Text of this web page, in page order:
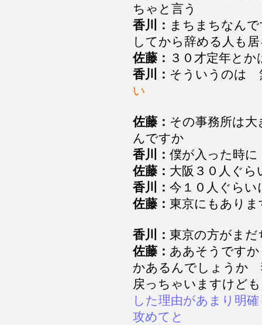
ちゃと言う
香川： まちまちなん
してから辞める人も
佐藤： ３０才定年と
香川： そういうの
い
佐藤： その事務所は
んですか
香川： 僕が入った時
佐藤： 大阪３０人ぐ
香川： 今１０人ぐら
佐藤： 東京にもあり
香川： 東京の方がま
佐藤： ああそうです
かあるんでしょうか
戻っちゃいますけ
した理由があまり明
攻めてと